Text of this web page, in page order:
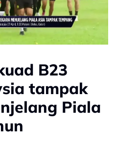
B23
tampak
Piala